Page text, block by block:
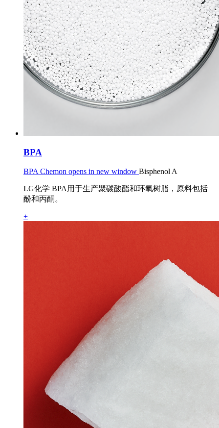
BPA
BPA Chemon opens in new window Bisphenol A
LG化学 BPA用于生产聚碳酸酯和环氧树脂，原料包括
酚和丙酮。
+